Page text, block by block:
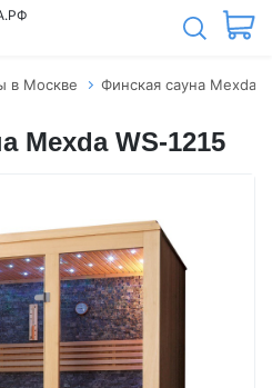
в Москве Финская сауна Mexda
Mexda WS-1215